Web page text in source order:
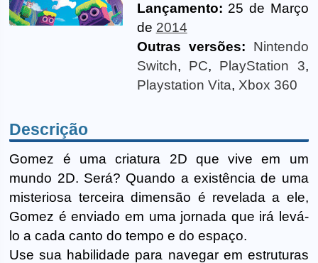
Lançamento: 25 de Março
de 2014
Outras versões:
Nintendo
Switch, PC, PlayStation 3,
Playstation Vita, Xbox 360
Descrição
Gomez é uma criatura 2D que vive em um
mundo 2D. Será? Quando a existência de uma
misteriosa terceira dimensão é revelada a ele,
Gomez é enviado em uma jornada que irá levá-
lo a cada canto do tempo e do espaço.
Use sua habilidade para navegar em estruturas